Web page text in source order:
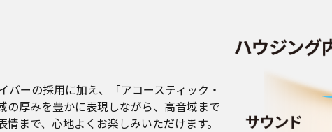
ーの採用に加え、「アコースティック・
の厚みを豊かに表現しながら、高音域まで
まで、心地よくお楽しみいただけます。